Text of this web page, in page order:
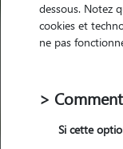
dessous. Notez
cookies et
ne pas
>
Si cette